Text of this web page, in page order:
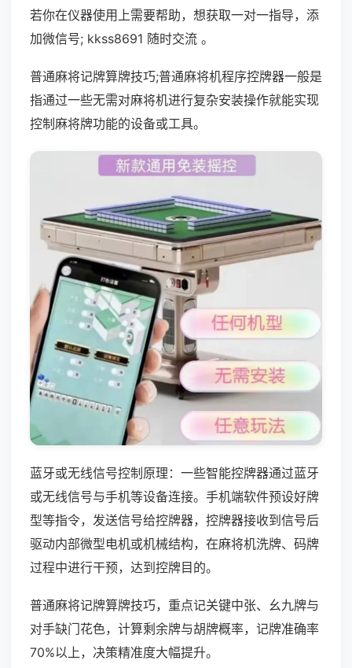
若你在仪器使用上需要帮助，想获取一对一指导，添
加微信号; kkss8691 随时交流 。
普通麻将记牌算牌技巧;普通麻将机程序控牌器一般是
指通过一些无需对麻将机进行复杂安装操作就能实现
控制麻将牌功能的设备或工具。
蓝牙或无线信号控制原理：一些智能控牌器通过蓝牙
或无线信号与手机等设备连接。手机端软件预设好牌
型等指令，发送信号给控牌器，控牌器接收到信号后
驱动内部微型电机或机械结构，在麻将机洗牌、码牌
过程中进行干预，达到控牌目的。
普通麻将记牌算牌技巧，重点记关键中张、幺九牌与
对手缺门花色，计算剩余牌与胡牌概率，记牌准确率
70%以上，决策精准度大幅提升。